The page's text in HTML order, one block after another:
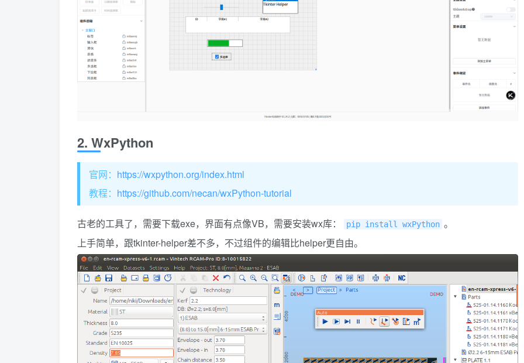
2. WxPython
官网： https://wxpython.org/index.html
教程： https://github.com/necan/wxPython-tutorial
古老的工具了，需要下载exe，界面有点像VB，需要安装wx库： pip install wxPython 。
上手简单，跟tkinter-helper差不多，不过组件的编辑比helper更自由。